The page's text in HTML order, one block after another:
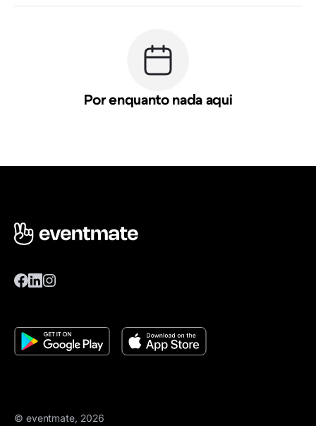
Por enquanto nada aqui
© eventmate, 2026